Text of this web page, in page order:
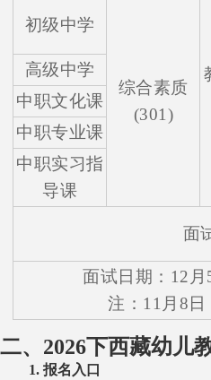
初级中学
综合素质
(301)
高级中学
中职文化课
中职专业课
中职实习指
导课
面
面试日期：12月
注：11月8日
二、2026下西藏幼儿
1. 报名入口